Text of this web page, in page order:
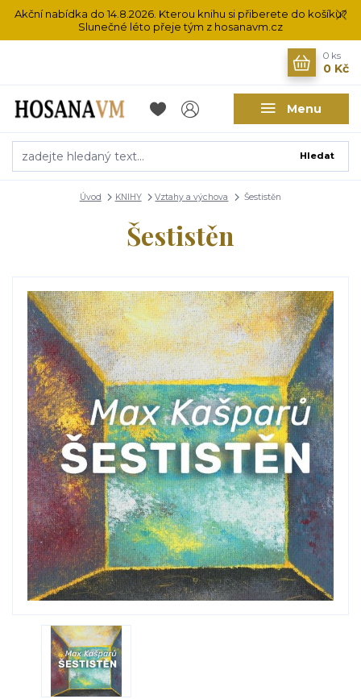
Akční nabídka do 14.8.2026. Kterou knihu si přiberete do košíku?
Slunečné léto přeje tým z hosanavm.cz
Menu
Hledat
0 ks
0 Kč
Úvod KNIHY Vztahy a výchova Šestistěn
Šestistěn